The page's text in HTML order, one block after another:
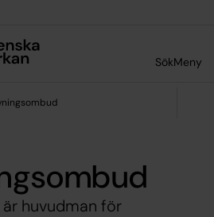
SökMeny
huvudman för